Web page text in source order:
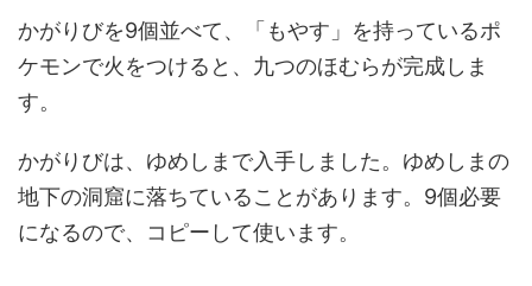
かがりびを9個並べて、「もやす」を持っているポ
ケモンで火をつけると、九つのほむらが完成しま
す。
かがりびは、ゆめしまで入手しました。ゆめしまの
地下の洞窟に落ちていることがあります。9個必要
になるので、コピーして使います。